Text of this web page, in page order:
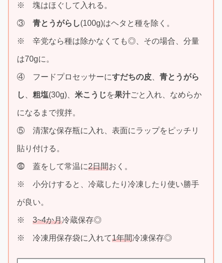
※ 塊はほぐして入れる。
③ 青とうがらし(100g)はヘタと種を除く。
※ 辛党なら種は除かなくても◎、その場合、分量
は70gに。
④ フードプロセッサーにすだちの皮 青とうがら
し 粗塩(30g)、 米こうじを果汁ごと入れ、なめらか
になるまで撹拌。
⑤ 清潔な保存瓶に入れ、表面にラップをピッチリ
貼り付ける。
⓺ 蓋をして常温に2日間おく。
※ 小分けすると、冷蔵したり冷凍したり使い勝手
が良い。
※ 3~4か月冷蔵保存◎
※ 冷凍用保存袋に入れて1年間冷凍保存◎